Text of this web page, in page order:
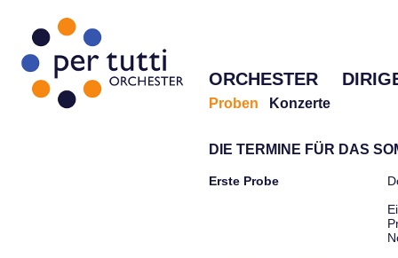
ORCHESTER
Proben Konzerte
DIE TERMINE FÜR DAS
Erste Probe